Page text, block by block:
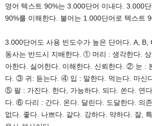
영어 텍스트 90%는 3.000단어 이내다. 3.000
90%를 이해한다. 불어는 1.000단어로 텍스트
3.000단어도 사용 빈도수가 높은 단어다. A, B,
동사는 반드시 지배한다. ① 머리 : 생각한다.
아한다. 싫어한다. 이해한다. 신뢰한다. ② 눈 :
다. ③ 귀: 듣는다. ④ 입 : 말한다. 먹는다. 마신
⑤ 팔 : 가진다. 한다, 가능하다. 되다. 쏜다. 연
다. ⑥ 다리 : 간다. 온다. 달린다. 도달한다. 의
없다. 좋다. 나쁘다. 같다. 강하다. 약하다. 잘,